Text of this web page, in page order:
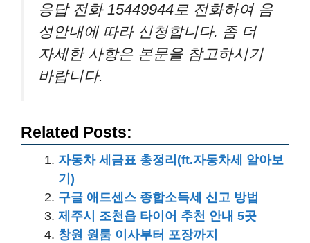
응답 전화 15449944로 전화하여 음
성안내에 따라 신청합니다. 좀 더
자세한 사항은 본문을 참고하시기
바랍니다.
Related Posts:
자동차 세금표 총정리(ft.자동차세 알아보
기)
구글 애드센스 종합소득세 신고 방법
제주시 조천읍 타이어 추천 안내 5곳
창원 원룸 이사부터 포장까지